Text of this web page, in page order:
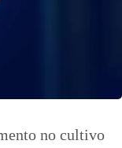
no cultivo